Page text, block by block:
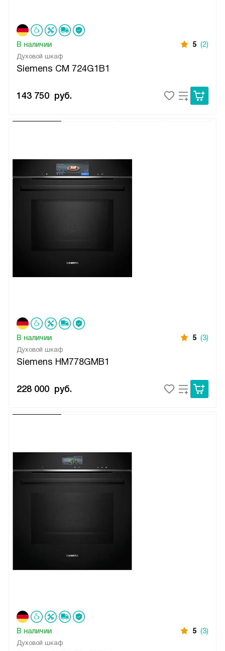
Духовой шкаф
Siemens CM 724G1B1
В наличии 5 (2)
143 750 руб.
Духовой шкаф
Siemens HM778GMB1
В наличии 5 (3)
228 000 руб.
Духовой шкаф
В наличии 5 (3)